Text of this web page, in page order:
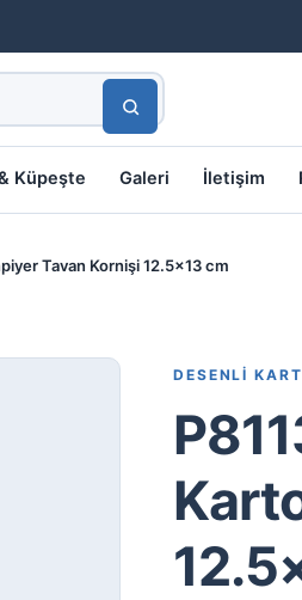
Küpeşte Galeri İletişim
Tavan Kornişi 12.5×13 cm
DESENLI